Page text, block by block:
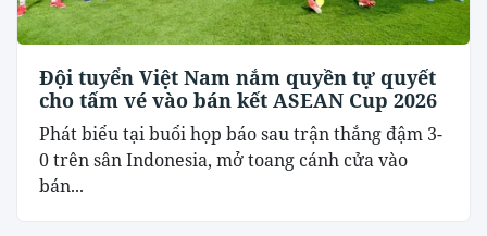
Đội tuyển Việt Nam nắm quyền tự quyết
cho tấm vé vào bán kết ASEAN Cup 2026
Phát biểu tại buổi họp báo sau trận thắng đậm 3-
0 trên sân Indonesia, mở toang cánh cửa vào
bán...